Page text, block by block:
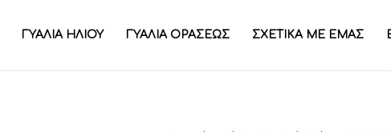
ΓΥΑΛΙΑ ΗΛΙΟΥ ΓΥΑΛΙΑ ΟΡΑΣΕΩΣ ΣΧΕΤΙΚΑ ΜΕ ΕΜΑΣ